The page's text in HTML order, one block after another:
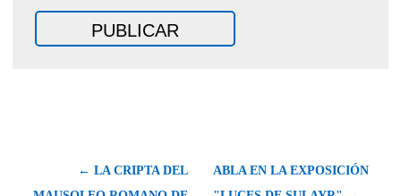
← LA CRIPTA DEL
ABLA EN LA EXPOSICIÓN